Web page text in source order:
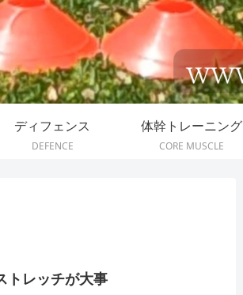
ディフェンス
DEFENCE
体幹トレーニング
CORE MUSCLE
トレッチが大事